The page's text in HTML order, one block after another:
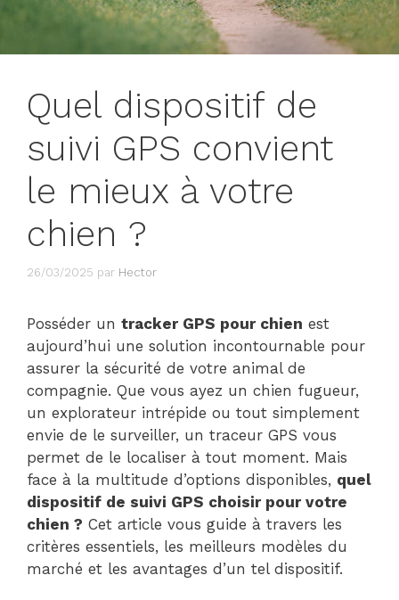
Quel dispositif de
suivi GPS convient
le mieux à votre
chien ?
26/03/2025 par Hector
Posséder un tracker GPS pour chien est
aujourd’hui une solution incontournable pour
assurer la sécurité de votre animal de
compagnie. Que vous ayez un chien fugueur,
un explorateur intrépide ou tout simplement
envie de le surveiller, un traceur GPS vous
permet de le localiser à tout moment. Mais
face à la multitude d’options disponibles, quel
dispositif de suivi GPS choisir pour votre
chien ? Cet article vous guide à travers les
critères essentiels, les meilleurs modèles du
marché et les avantages d’un tel dispositif.